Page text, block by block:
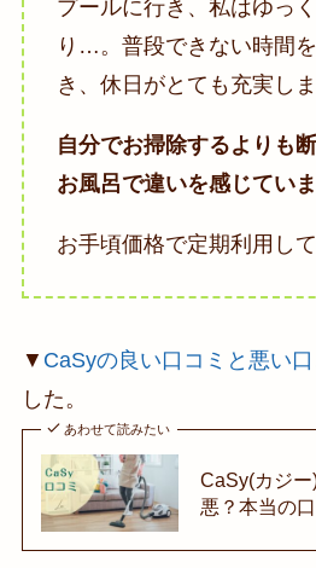
プールに行き、私はゆっ
り…。普段できない時間
き、休日がとても充実しま
自分でお掃除するよりも
お風呂で違いを感じていま
お手頃価格で定期利用して
▼ CaSyの良い口コミと悪い口
した。
あわせて読みたい
CaSy(カジ
悪？本当の